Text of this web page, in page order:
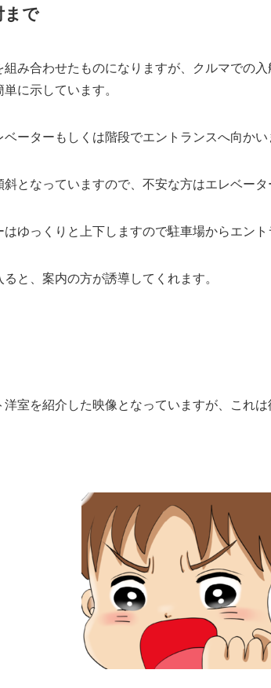
まで
組み合わせたものになりますが、クルマでの
に示しています。
ーターもしくは階段でエントランスへ向かい
斜となっていますので、不安な方はエレベータ
ゆっくりと上下しますので駐車場からエン
と、案内の方が誘導してくれます。
室を紹介した映像となっていますが、これは